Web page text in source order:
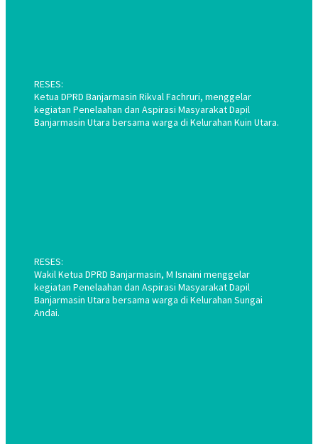
RESES:
Ketua DPRD Banjarmasin Rikval Fachruri, menggelar
kegiatan Penelaahan dan Aspirasi Masyarakat Dapil
Banjarmasin Utara bersama warga di Kelurahan Kuin Utara.
RESES:
Wakil Ketua DPRD Banjarmasin, M Isnaini menggelar
kegiatan Penelaahan dan Aspirasi Masyarakat Dapil
Banjarmasin Utara bersama warga di Kelurahan Sungai
Andai.